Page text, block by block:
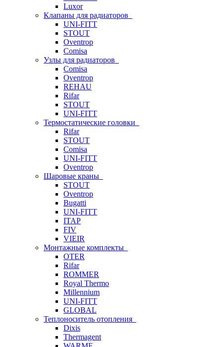
Luxor
Клапаны для радиаторов
UNI-FITT
STOUT
Oventrop
Comisa
Узлы для радиаторов
Comisa
Oventrop
REHAU
Rifar
STOUT
UNI-FITT
Термостатические головки
Rifar
STOUT
Comisa
UNI-FITT
Oventrop
Шаровые краны
STOUT
Oventrop
Bugatti
UNI-FITT
ITAP
FIV
VIEIR
Монтажные комплекты
OTER
Rifar
ROMMER
Royal Thermo
Millennium
UNI-FITT
GLOBAL
Теплоноситель отопления
Dixis
Thermagent